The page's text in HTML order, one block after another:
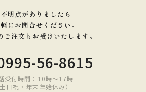
不明点がありましたら
にお問合せください。
ご注文もお受けいたします。
56-8615
受付時間：10時〜17時
土日祝・年末年始休み）